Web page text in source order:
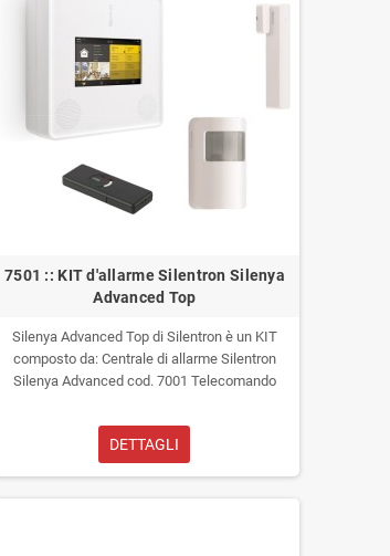
7501 :: KIT d'allarme Silentron Silenya
Advanced Top
Silenya Advanced Top di Silentron è un KIT
composto da:Centrale di allarme Silentron
Silenya Advanced cod. 7001 Telecomando
bianco Silentron Sensor ADV cod. 7100B
Volumetrico ad Infrossi Silentron Pir ADV cod.
La centrale Silentron contenuta nel kit
DETTAGLI